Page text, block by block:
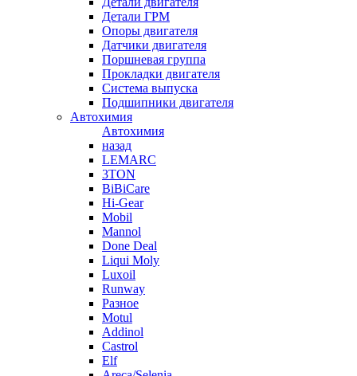
Детали ГРМ
Опоры двигателя
Датчики двигателя
Поршневая группа
Прокладки двигателя
Система выпуска
Подшипники двигателя
Автохимия
Автохимия
назад
LEMARC
3TON
BiBiCare
Hi-Gear
Mobil
Mannol
Done Deal
Liqui Moly
Luxoil
Runway
Разное
Motul
Addinol
Castrol
Elf